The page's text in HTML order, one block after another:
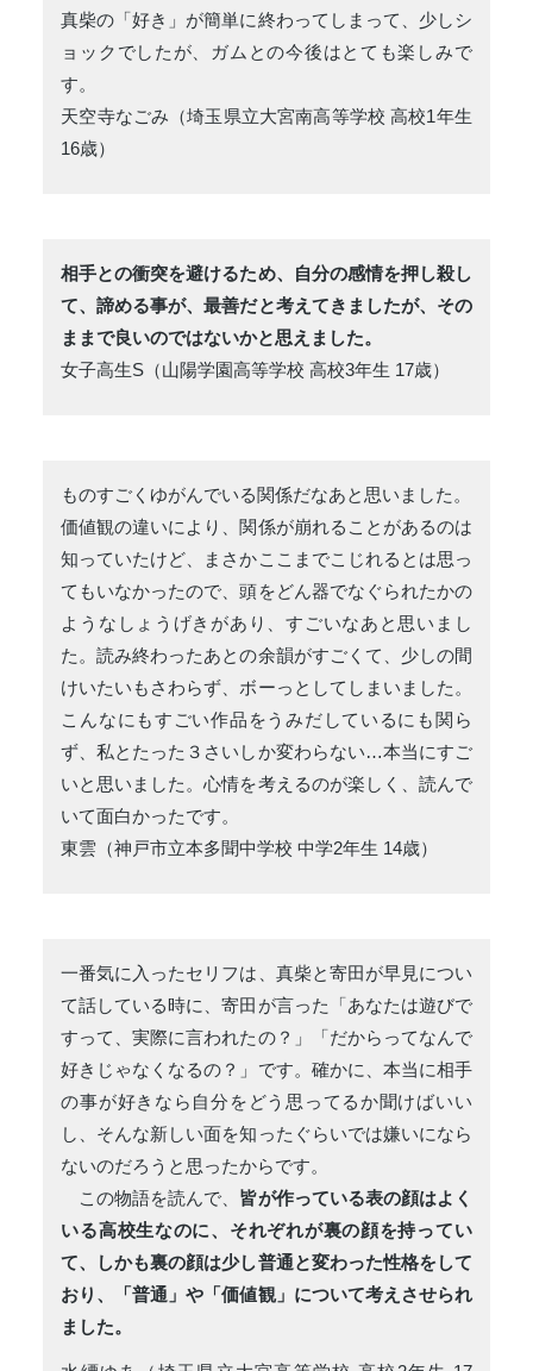
真柴の「好き」が簡単に終わってしまって、少しシ
ョックでしたが、ガムとの今後はとても楽しみで
す。
天空寺なごみ（埼玉県立大宮南高等学校 高校1年生
16歳）
相手との衝突を避けるため、自分の感情を押し殺し
て、諦める事が、最善だと考えてきましたが、その
ままで良いのではないかと思えました。
女子高生S（山陽学園高等学校 高校3年生 17歳）
ものすごくゆがんでいる関係だなあと思いました。
価値観の違いにより、関係が崩れることがあるのは
知っていたけど、まさかここまでこじれるとは思っ
てもいなかったので、頭をどん器でなぐられたかの
ようなしょうげきがあり、すごいなあと思いまし
た。読み終わったあとの余韻がすごくて、少しの間
けいたいもさわらず、ボーっとしてしまいました。
こんなにもすごい作品をうみだしているにも関ら
ず、私とたった３さいしか変わらない…本当にすご
いと思いました。心情を考えるのが楽しく、読んで
いて面白かったです。
東雲（神戸市立本多聞中学校 中学2年生 14歳）
一番気に入ったセリフは、真柴と寄田が早見につい
て話している時に、寄田が言った「あなたは遊びで
すって、実際に言われたの？」「だからってなんで
好きじゃなくなるの？」です。確かに、本当に相手
の事が好きなら自分をどう思ってるか聞けばいい
し、そんな新しい面を知ったぐらいでは嫌いになら
ないのだろうと思ったからです。
この物語を読んで、 皆が作っている表の顔はよく
いる高校生なのに、それぞれが裏の顔を持ってい
て、しかも裏の顔は少し普通と変わった性格をして
おり、「普通」や「価値観」について考えさせられ
ました。